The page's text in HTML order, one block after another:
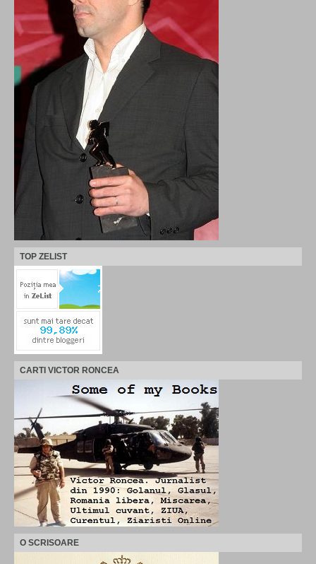
TOP ZELIST
CARTI VICTOR RONCEA
O SCRISOARE